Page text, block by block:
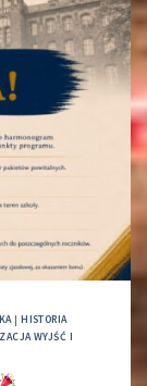
|HISTORIA
WYJŚĆ I